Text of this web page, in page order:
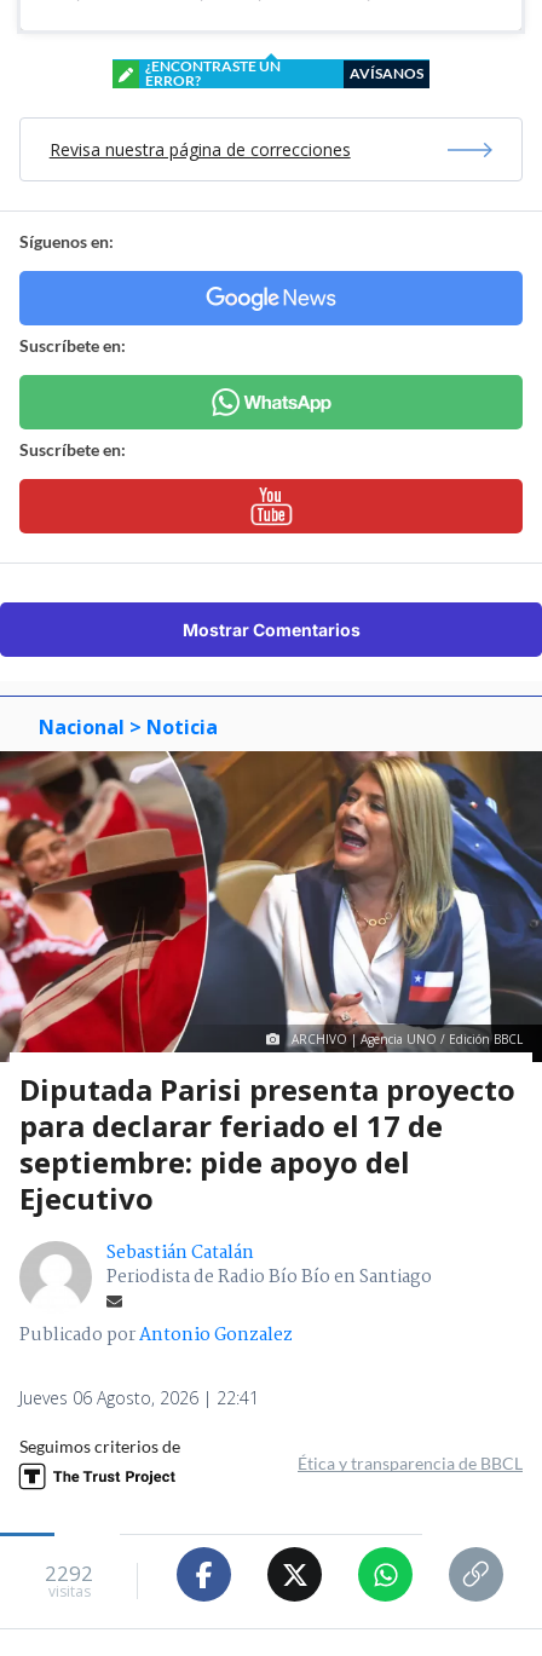
¿ENCONTRASTE UN
ERROR?
AVÍSANOS
Revisa nuestra página de correcciones
Síguenos en:
Suscríbete en:
Suscríbete en:
Mostrar Comentarios
Nacional > Noticia
ARCHIVO | Agencia UNO / Edición BBCL
Diputada Parisi presenta proyecto
para declarar feriado el 17 de
septiembre: pide apoyo del
Ejecutivo
Sebastián Catalán
Periodista de Radio Bío Bío en Santiago
Publicado porAntonio Gonzalez
Jueves 06 Agosto, 2026 | 22:41
Seguimos criterios de
Ética y transparencia de BBCL
2292
visitas